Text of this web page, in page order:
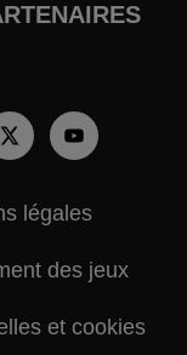
légales
des jeux
et cookies